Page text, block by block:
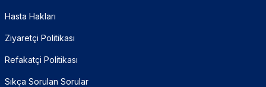
Hasta Hakları
Ziyaretçi Politikası
Refakatçi Politikası
Sıkça Sorulan Sorular